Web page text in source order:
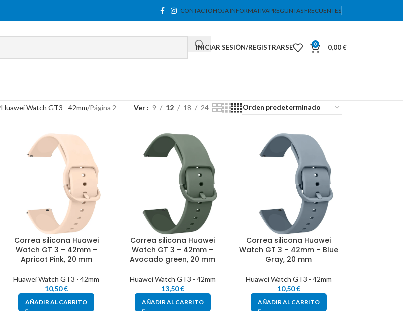
CONTACTOHOJA INFORMATIVAPREGUNTAS FRECUENTES
INICIAR SESIÓN/REGISTRARSE 0 0,00€
Huawei Watch GT3 - 42mm Página 2 Ver 9 12 18 24
Correa silicona Huawei
Watch GT 3 – 42mm –
Apricot Pink, 20 mm
Huawei Watch GT3 - 42mm
10,50€
AÑADIR AL CARRITO
Correa silicona Huawei
Watch GT 3 – 42mm –
Avocado green, 20 mm
Huawei Watch GT3 - 42mm
13,50€
AÑADIR AL CARRITO
Correa silicona Huawei
Watch GT 3 – 42mm – Blue
Gray, 20 mm
Huawei Watch GT3 - 42mm
10,50€
AÑADIR AL CARRITO